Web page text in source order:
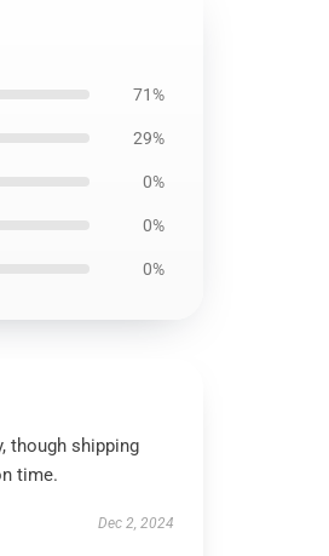
71%
29%
0%
0%
0%
though shipping
time.
Dec 2, 2024